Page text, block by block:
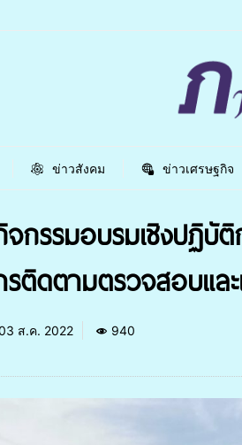
ข่าวสังคม ข่าวเศรษฐกิจ
จกรรมอบรมเชิงปฏิบั
รติดตามตรวจสอบแ
ส.ค. 2022 940